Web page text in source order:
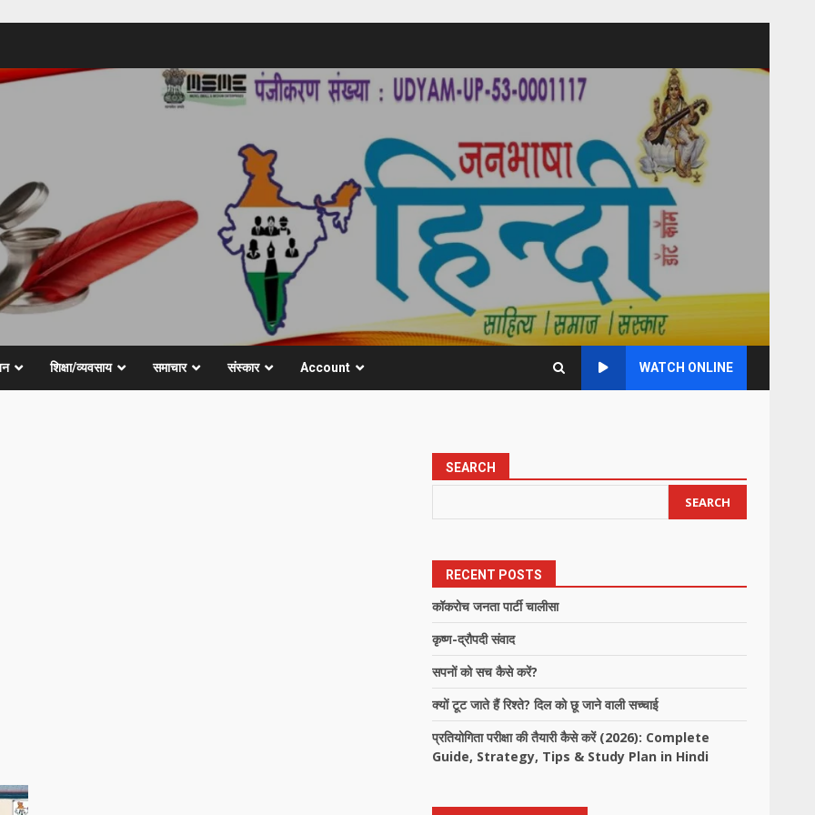
शिक्षा/व्यवसाय समाचार संस्कार Account WATCH ONLINE
SEARCH
SEARCH
RECENT POSTS
कॉकरोच जनता पार्टी चालीसा
कृष्ण-द्रौपदी संवाद
सपनों को सच कैसे करें?
क्यों टूट जाते हैं रिश्ते? दिल को छू जाने वाली सच्चाई
प्रतियोगिता परीक्षा की तैयारी कैसे करें (2026): Complete
Guide, Strategy, Tips & Study Plan in Hindi